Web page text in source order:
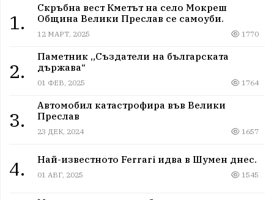
1.
Скръбна вест Кметът на село Мокреш
Община Велики Преслав се самоуби.
12 МАРТ, 2025 1770
2.
Паметник „Създатели на българската
държава“
01 ФЕВ, 2025 1764
3.
Автомобил катастрофира във Велики
Преслав
23 ДЕК, 2024 1657
4. Най-известното Ferrari идва в Шумен днес.
01 АВГ, 2025 1545